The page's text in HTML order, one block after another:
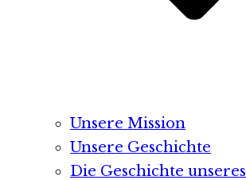
Unsere Mission
Unsere Geschichte
Die Geschichte unseres